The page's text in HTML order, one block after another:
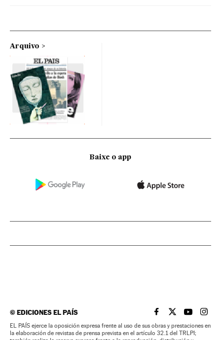
Arquivo
Baixe o app
©EDICIONES EL PAÍS EL PAÍS BRASIL EN
EL PAÍSEL PAÍS
EL
EL PAÍS ejerce la oposición expresa frente al uso de sus obras y prestaciones en
la elaboración de revistas de prensa prevista en el artículo 32.1 del TRLPI;